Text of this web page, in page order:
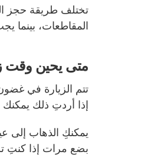
تختلف طريقة حجز
المقاطعات، بينما
متى يحين وقت
إذا أردتِ ذلك
يمكنكِ الذهاب إلى
بضع مرات إذا كنتِ